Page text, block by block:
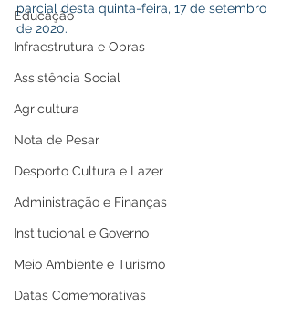
Educação
Infraestrutura e Obras
Assistência Social
Agricultura
Nota de Pesar
Desporto Cultura e Lazer
Administração e Finanças
Institucional e Governo
Meio Ambiente e Turismo
Datas Comemorativas
parcial desta quinta-feira, 17 de setembro
de 2020.